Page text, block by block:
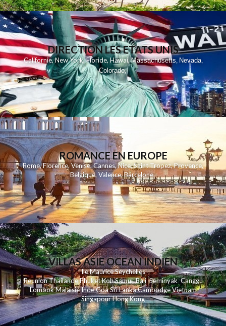
DIRECTION LES ETATS UNIS
Californie,New York,Floride,Hawai,Massachusetts, Nevada,
Colorado,
ROMANCE EN EUROPE
Rome,Florence,Venise,Cannes,Nice,Saint Tropez,Provence,
Belgique,Valence,Barcelone,
VILLAS ASIE OCEAN INDIEN
Ile MauriceSeychelles
ReunionThailandePhuketKohSamui Bali SeminyakCanggu
LombokMalaisieIndeGoaSri LankaCambodgeVietnam
SingapourHong Kong